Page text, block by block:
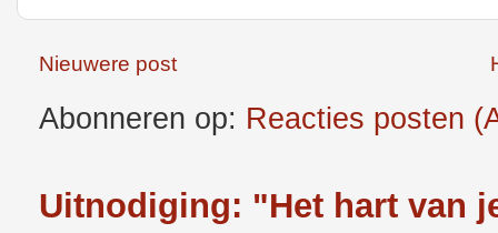
Nieuwere post
Abonneren op: Reacties posten
Uitnodiging: "Het hart van